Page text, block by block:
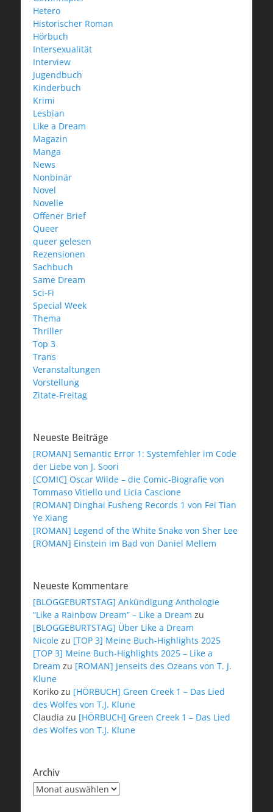
Hetero
Historischer Roman
Hörbuch
Intersexualität
Interview
Jugendbuch
Kinderbuch
Krimi
Lesbian
Like a Dream
Magazin
Manga
News
Nonbinär
Novel
Novelle
Offener Brief
Queer
queer gelesen
Rezensionen
Sachbuch
Same Dream
Sci-Fi
Special Week
Thema
Thriller
Top 3
Trans
Veranstaltungen
Vorstellung
Zitate-Freitag
Neueste Beiträge
[ROMAN] Semantic Error 1: Systemfehler im Code
der Liebe von J. Soori
[COMIC] Oscar Wilde – die Comic-Biografie von
Tommaso Vitiello und Licia Cascione
[ROMAN] Dinghai Fusheng Records 1 von Fei Tian
Ye Xiang
[ROMAN] Legend of the White Snake von Sher Lee
[ROMAN] Einstein im Bad von Daniel Mellem
Neueste Kommentare
[BLOGGEBURTSTAG] Ankündigung Anthologie
“Like a Rainbow Dream” – Like a Dream zu
[BLOGGEBURTSTAG] Über Like a Dream
Nicole zu [TOP 3] Meine Buch-Highlights 2025
[TOP 3] Meine Buch-Highlights 2025 – Like a
Dream zu [ROMAN] Jenseits des Ozeans von T. J.
Klune
Koriko zu [HÖRBUCH] Green Creek 1 – Das Lied
des Wolfes von T.J. Klune
Claudia zu [HÖRBUCH] Green Creek 1 – Das Lied
des Wolfes von T.J. Klune
Archiv
Archiv